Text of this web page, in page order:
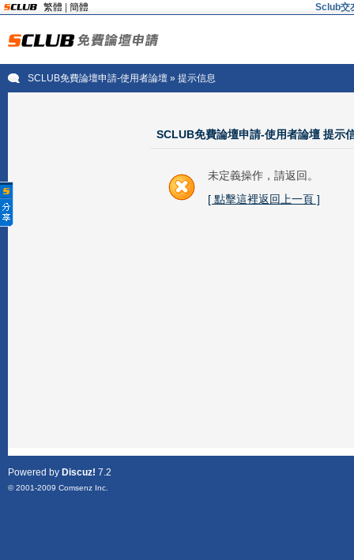
繁體 簡體 Sclub交
SCLUB免費論壇申請-使用者論壇» 提示信息
SCLUB免費論壇申請-使用者論壇 提示
未定義操作，請返回。
[ 點擊這裡返回上一頁 ]
Powered by Discuz! 7.2
© 2001-2009 Comsenz Inc.